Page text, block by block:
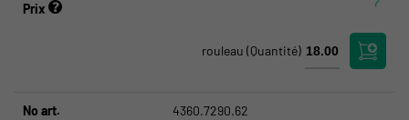
Prix
rouleau (Quantité)
No art.
4360.7290.62